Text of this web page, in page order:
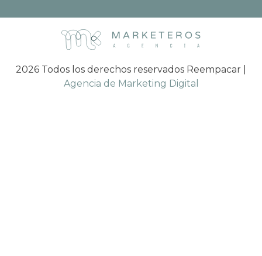
2026 Todos los derechos reservados Reempacar |
Agencia de Marketing Digital